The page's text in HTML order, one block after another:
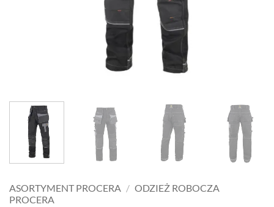
ASORTYMENT PROCERA / ODZIEŻ ROBOCZA
PROCERA